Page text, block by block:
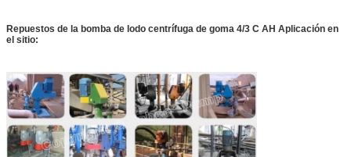
Repuestos de la bomba de lodo centrífuga de goma 4/3 C AH Aplicación en
el sitio: